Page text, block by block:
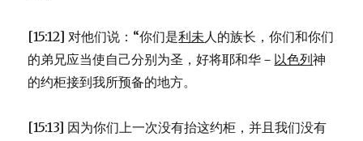
[15:12] 对他们说：“你们是利未人的族长，你们和你们
的弟兄应当使自己分别为圣，好将耶和华－ 以色列神
的约柜接到我所预备的地方。
[15:13] 因为你们上一次没有抬这约柜，并且我们没有